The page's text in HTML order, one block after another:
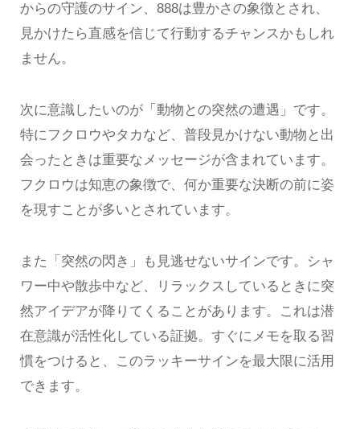
からの守護のサイン、888は豊かさの象徴とされ、
見かけたら直感を信じて行動するチャンスかもしれ
ません。
次に意識したいのが「動物との突然の遭遇」です。
特にフクロウやタカなど、普段見かけない動物と出
会ったときは重要なメッセージが含まれています。
フクロウは知恵の象徴で、何か重要な決断の前に姿
を現すことが多いとされています。
また「突然の閃き」も見逃せないサインです。シャ
ワー中や散歩中など、リラックスしているときに突
然アイデアが降りてくることがあります。これは潜
在意識が活性化している証拠。すぐにメモを取る習
慣をつけると、このラッキーサインを最大限に活用
できます。